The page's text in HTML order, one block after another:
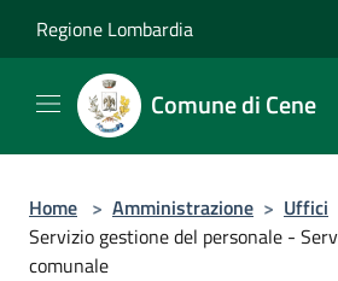
Regione Lombardia
Comune di Cene
Home > Amministrazione > Uffici
Servizio gestione del personale -
comunale